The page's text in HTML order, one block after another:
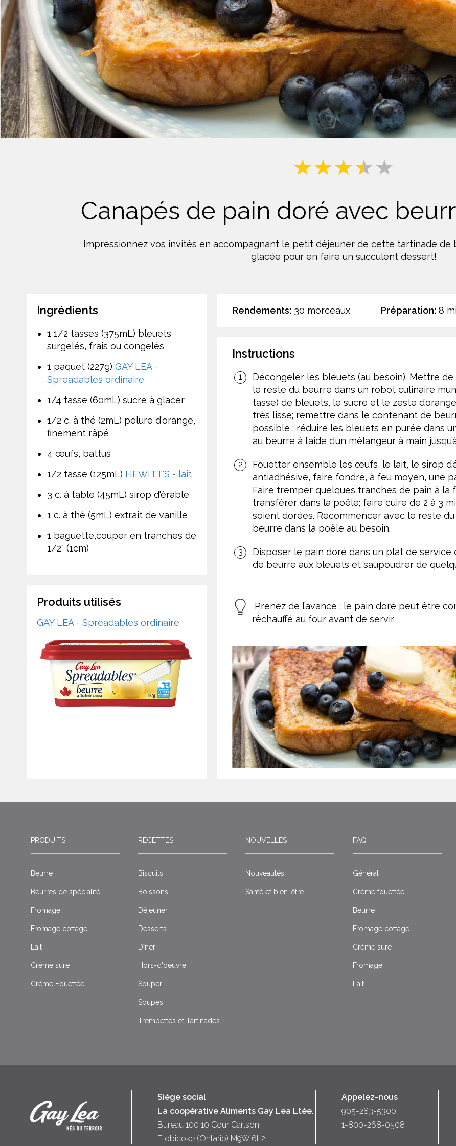
Crème Fouettée Desserts
Boissons
Biscuits
Lait
Yogourt
Canapés de pain doré avec
Impressionnez vos invités en accompagnant le petit déjeuner de cette tartinade de
glacée pour en faire un succulent dessert!
Rendements: 30 morceaux Préparation: 8
Instructions
Décongeler les bleuets (au besoin). Mettre
le reste du beurre dans un robot culinaire
tasse) de bleuets, le sucre et le zeste
très lisse; remettre dans le contenant de
possible : réduire les bleuets en purée dans
au beurre à l’aide d’un mélangeur à main
Fouetter ensemble les œufs, le lait, le sirop
antiadhésive, faire fondre, à feu moyen, une
Faire tremper quelques tranches de pain à la
transférer dans la poêle; faire cuire de 2 à 3
soient dorées. Recommencer avec le reste
beurre dans la poêle au besoin.
Disposer le pain doré dans un plat de
de beurre aux bleuets et saupoudrer de
Prenez de l’avance : le pain doré peut être
réchauffé au four avant de servir.
Ingrédients
1 1/2 tasses (375mL) bleuets
surgelés, frais ou congelés
1 paquet (227g) GAY LEA -
Spreadables ordinaire
1/4 tasse (60mL) sucre à glacer
1/2 c. à thé (2mL) pelure d'orange,
finement râpé
4 œufs, battus
1/2 tasse (125mL) HEWITT'S - lait
3 c. à table (45mL) sirop d'érable
1 c. à thé (5mL) extrait de vanille
1 baguette,couper en tranches de
1/2" (1cm)
Produits utilisés
GAY LEA - Spreadables ordinaire
PRODUITS
Beurre
Beurres de spécialité
Fromage
Fromage cottage
Lait
Crème sure
Crème Fouettée
RECETTES
Biscuits
Boissons
Déjeuner
Desserts
Dîner
Hors-d'oeuvre
Souper
Soupes
Trempettes et Tartinades
NOUVELLES
Nouveautés
Santé et bien-être
FAQ
Général
Crême fouettée
Beurre
Fromage cottage
Crème sure
Fromage
Lait
Siège social
La coopérative Aliments Gay Lea Ltée.
Bureau 100 10 Cour Carlson
Etobicoke (Ontario) M9W 6L2
Appelez-nous
905-283-5300
1-800-268-0508